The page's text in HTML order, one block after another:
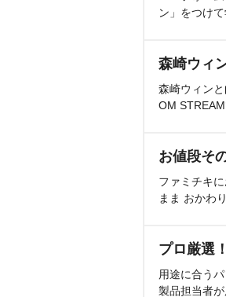
ン」をつけ
森崎ウィ
森崎ウィン
OM
お値段そ
ファミチキ
まま おかわ
プロ厳選
用途に合う
製品担当者